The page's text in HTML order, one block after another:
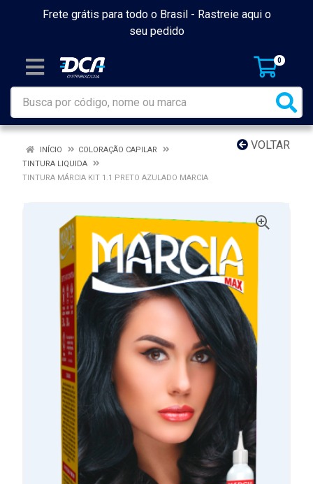
Frete grátis para todo o Brasil - Rastreie aqui o
seu pedido
0
VOLTAR
INÍCIO
COLORAÇÃO CAPILAR
TINTURA LIQUIDA
TINTURA MÁRCIA KIT 1.1 PRETO AZULADO MARCIA